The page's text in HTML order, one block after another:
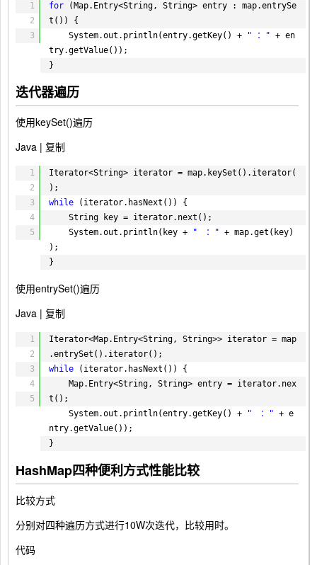
64
65
66
70
72
75
76
77
78
79
83
85
95
96
97
99
101
时 = " + (end - start) + " ms");
// LinkedHashMap 插入
map = new
ring());
linkMapW += (end - start);
时 = "
+ (end - start) + " ms"
// LinkedHashMap 读取
linkMapR += (end - start);
System.out.println(
时 = "
+ (end - start) + " ms"
String[size];
map = new
key[i] = UUID.randomUUID().toString();
map.put(key[i], UUID.randomUUID().toSt
ring());
end = System.currentTimeMillis();
1
2
3
for
(Map.Entry<String, String> entry : map.entrySe
t()) {
System.out.println(entry.getKey() +
" ：" + en
try.getValue());
}
迭代器遍历
使用keySet()遍历
Java | 复制
1
2
3
4
5
Iterator<String> iterator = map.keySet().iterator(
);
while
(iterator.hasNext()) {
String key = iterator.next();
System.out.println(key +
"　：" + map.get(key)
);
}
使用entrySet()遍历
Java | 复制
1
2
3
4
5
Iterator<Map.Entry<String, String>> iterator = map
.entrySet().iterator();
while
(iterator.hasNext()) {
Map.Entry<String, String> entry = iterator.nex
t();
System.out.println(entry.getKey() +
"　：" + e
ntry.getValue());
}
HashMap四种便利方式性能比较
比较方式
分别对四种遍历方式进行10W次迭代，比较用时。
代码